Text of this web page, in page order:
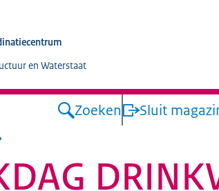
en Waterstaat
Zoeken Sluit